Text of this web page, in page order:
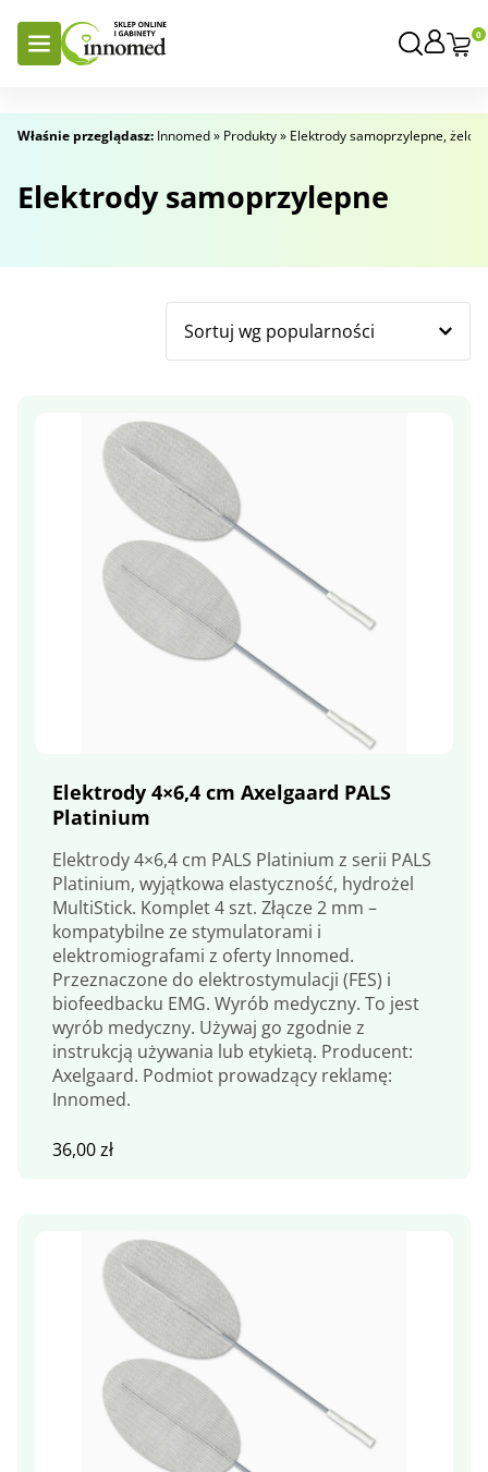
0
Właśnie przeglądasz: Innomed» Produkty» Elektrody samoprzylepne,
Elektrody samoprzylepne
Elektrody 4×6,4 cm Axelgaard PALS
Platinium
Elektrody 4×6,4 cm PALS Platinium z serii PALS
Platinium, wyjątkowa elastyczność, hydrożel
MultiStick. Komplet 4 szt. Złącze 2 mm –
kompatybilne ze stymulatorami i
elektromiografami z oferty Innomed.
Przeznaczone do elektrostymulacji (FES) i
biofeedbacku EMG. Wyrób medyczny. To jest
wyrób medyczny. Używaj go zgodnie z
instrukcją używania lub etykietą. Producent:
Axelgaard. Podmiot prowadzący reklamę:
Innomed.
36,00zł